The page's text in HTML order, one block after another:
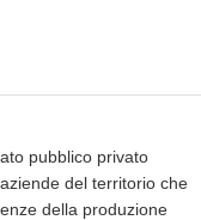
pubblico privato
del territorio che
della produzione